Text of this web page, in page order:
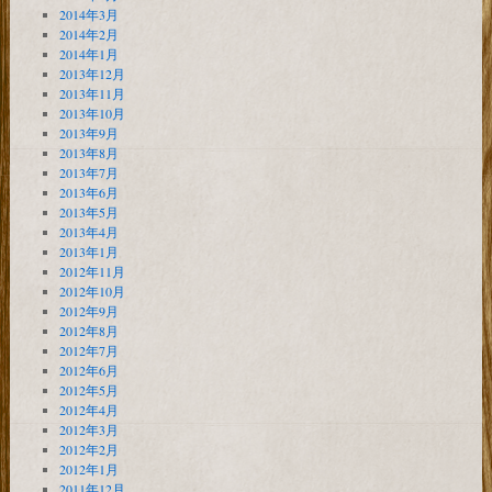
2014年3月
2014年2月
2014年1月
2013年12月
2013年11月
2013年10月
2013年9月
2013年8月
2013年7月
2013年6月
2013年5月
2013年4月
2013年1月
2012年11月
2012年10月
2012年9月
2012年8月
2012年7月
2012年6月
2012年5月
2012年4月
2012年3月
2012年2月
2012年1月